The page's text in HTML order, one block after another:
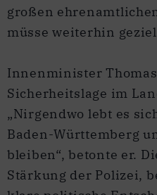
großen
müsse weiterhin
Innenminister
Sicherheitslage im
„Nirgendwo lebt es
Baden-Württemberg
bleiben“, betonte er.
Stärkung der Polizei,